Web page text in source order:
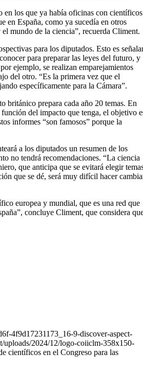
en los que ya había oficinas con científicos
en España, como ya sucedía en otros
mundo de la ciencia”, recuerda Climent.
para los diputados. Esto es
para preparar las leyes del futuro, y
ejemplo, se realizan emparejamientos
del otro. “Es la primera vez que el
específicamente para la Cámara”.
británico prepara cada año 20 temas. En
del impacto que tenga, el objetivo
informes “son famosos” porque la
a los diputados un resumen de los
no tendrá recomendaciones. “La ciencia
que anticipa que se evitará elegir
que se dé, será muy difícil hacer
europea y mundial, que es una red que
concluye Climent, que considera
4f9d17231173_16-9-discover-aspect-
uploads/2024/12/logo-coiiclm-358x150-
científicos en el Congreso para las